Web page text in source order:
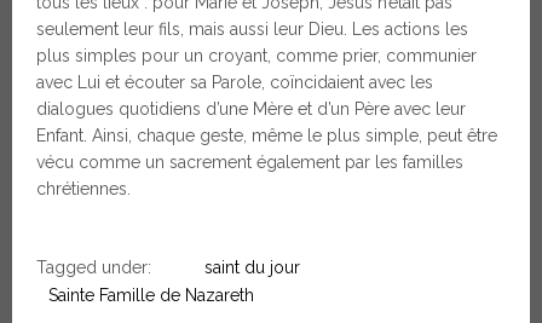
seulement leur fils, mais aussi leur Dieu. Les actions les
plus simples pour un croyant, comme prier, communier
avec Lui et écouter sa Parole, coïncidaient avec les
dialogues quotidiens d’une Mère et d’un Père avec leur
Enfant. Ainsi, chaque geste, même le plus simple, peut être
vécu comme un sacrement également par les familles
chrétiennes.
Tagged under:
saint du jour
Sainte Famille de Nazareth